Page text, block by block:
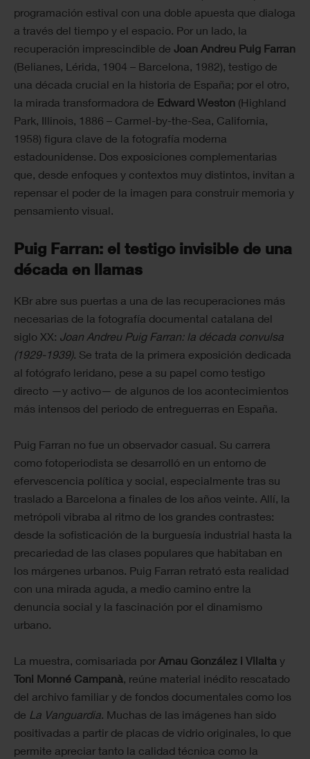
programación estival con una doble apuesta que dialoga
a través del tiempo y el espacio. Por un lado, la
recuperación imprescindible de Joan Andreu Puig Farran
(Belianes, Lérida, 1904 – Barcelona, 1982), testigo de
una década crucial en la historia de España; por el otro,
la mirada transformadora de Edward Weston (Highland
Park, Illinois, 1886 – Carmel-by-the-Sea, California,
1958) figura clave de la fotografía moderna
estadounidense. Dos exposiciones complementarias
que, desde enfoques y contextos muy distintos, invitan a
repensar el poder de la imagen para construir memoria y
pensamiento visual.
Puig Farran: el testigo invisible de una
década en llamas
KBr abre sus puertas a una de las recuperaciones más
necesarias de la fotografía documental catalana del
siglo XX: Joan Andreu Puig Farran: la década convulsa
(1929-1939). Se trata de la primera exposición dedicada
al fotógrafo leridano, pese a su papel como testigo
directo —y activo— de algunos de los acontecimientos
más intensos del periodo de entreguerras en España.
Puig Farran no fue un observador casual. Su carrera
como fotoperiodista se desarrolló en un entorno de
efervescencia política y social, especialmente tras su
traslado a Barcelona a finales de los años veinte. Allí, la
metrópoli vibraba al ritmo de los grandes contrastes:
desde la sofisticación de la burguesía industrial hasta la
precariedad de las clases populares que habitaban en
los márgenes urbanos. Puig Farran retrató esta realidad
con una mirada aguda, a medio camino entre la
denuncia social y la fascinación por el dinamismo
urbano.
La muestra, comisariada por Arnau González i Vilalta y
Toni Monné Campanà , reúne material inédito rescatado
del archivo familiar y de fondos documentales como los
de La Vanguardia . Muchas de las imágenes han sido
positivadas a partir de placas de vidrio originales, lo que
permite apreciar tanto la calidad técnica como la